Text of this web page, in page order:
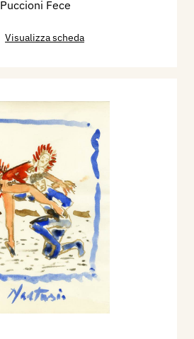
Puccioni Fece
Visualizza scheda